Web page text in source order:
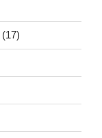
(17)